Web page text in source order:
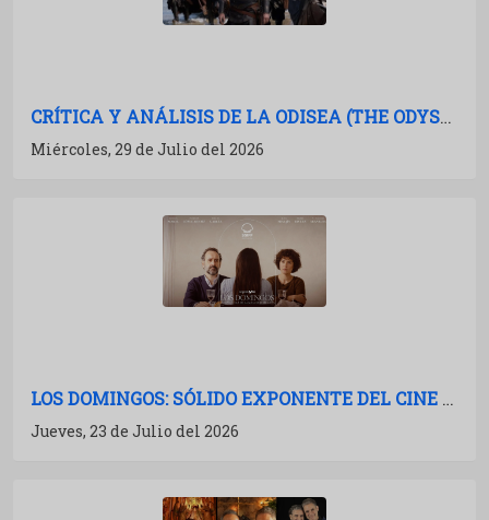
CRÍTICA Y ANÁLISIS DE LA ODISEA (THE ODYSSEY): NOLAN A TODA POTENCIA
Miércoles, 29 de Julio del 2026
LOS DOMINGOS: SÓLIDO EXPONENTE DEL CINE ESPAÑOL
Jueves, 23 de Julio del 2026